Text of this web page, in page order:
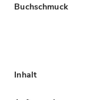
Buchschmuck
Inhalt